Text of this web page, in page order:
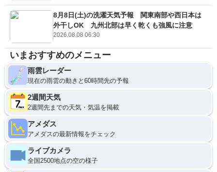
8月8日(土)の洗濯天気予報 関東南部や西日本は
外干しOK 九州北部は早く乾くも強風に注意
2026.08.08 06:30
いまおすすめのメニュー
雨雲レーダー
現在の雨雲の動きと60時間先の予報
2週間天気
2週間先までの天気・気温を掲載
アメダス
アメダスの最新情報をチェック
ライブカメラ
全国2500地点の空の様子